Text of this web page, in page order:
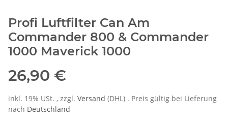
Profi Luftfilter Can Am
Commander 800 & Commander
1000 Maverick 1000
26,90 €
inkl. 19% USt. , zzgl. Versand (DHL) . Preis gültig bei Lieferung
nach Deutschland